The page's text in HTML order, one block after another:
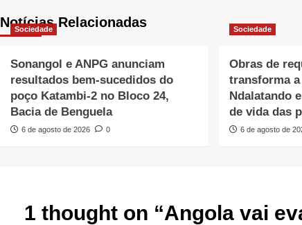
Notícias Relacionadas
Sociedade
Sonangol e ANPG anunciam
resultados bem-sucedidos do
poço Katambi-2 no Bloco 24,
Bacia de Benguela
6 de agosto de 2026 0
Sociedade
Obras de
transforma
Ndalatando
de vida das
6 de agosto de
1 thought on “Angola vai